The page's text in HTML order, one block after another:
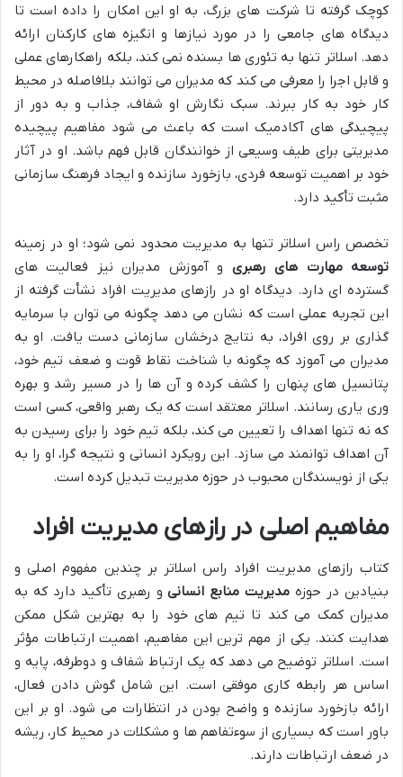
کوچک گرفته تا شرکت های بزرگ، به او این امکان را داده است تا
دیدگاه های جامعی را در مورد نیازها و انگیزه های کارکنان ارائه
دهد. اسلاتر تنها به تئوری ها بسنده نمی کند، بلکه راهکارهای عملی
و قابل اجرا را معرفی می کند که مدیران می توانند بلافاصله در محیط
کار خود به کار ببرند. سبک نگارش او شفاف، جذاب و به دور از
پیچیدگی های آکادمیک است که باعث می شود مفاهیم پیچیده
مدیریتی برای طیف وسیعی از خوانندگان قابل فهم باشد. او در آثار
خود بر اهمیت توسعه فردی، بازخورد سازنده و ایجاد فرهنگ سازمانی
مثبت تأکید دارد.
تخصص راس اسلاتر تنها به مدیریت محدود نمی شود؛ او در زمینه
توسعه مهارت های رهبری و آموزش مدیران نیز فعالیت های
گسترده ای دارد. دیدگاه او در رازهای مدیریت افراد نشأت گرفته از
این تجربه عملی است که نشان می دهد چگونه می توان با سرمایه
گذاری بر روی افراد، به نتایج درخشان سازمانی دست یافت. او به
مدیران می آموزد که چگونه با شناخت نقاط قوت و ضعف تیم خود،
پتانسیل های پنهان را کشف کرده و آن ها را در مسیر رشد و بهره
وری یاری رسانند. اسلاتر معتقد است که یک رهبر واقعی، کسی است
که نه تنها اهداف را تعیین می کند، بلکه تیم خود را برای رسیدن به
آن اهداف توانمند می سازد. این رویکرد انسانی و نتیجه گرا، او را به
یکی از نویسندگان محبوب در حوزه مدیریت تبدیل کرده است.
مفاهیم اصلی در رازهای مدیریت افراد
کتاب رازهای مدیریت افراد راس اسلاتر بر چندین مفهوم اصلی و
بنیادین در حوزه مدیریت منابع انسانیو رهبری تأکید دارد که به
مدیران کمک می کند تا تیم های خود را به بهترین شکل ممکن
هدایت کنند. یکی از مهم ترین این مفاهیم، اهمیت ارتباطات مؤثر
است. اسلاتر توضیح می دهد که یک ارتباط شفاف و دوطرفه، پایه و
اساس هر رابطه کاری موفقی است. این شامل گوش دادن فعال،
ارائه بازخورد سازنده و واضح بودن در انتظارات می شود. او بر این
باور است که بسیاری از سوءتفاهم ها و مشکلات در محیط کار، ریشه
در ضعف ارتباطات دارند.